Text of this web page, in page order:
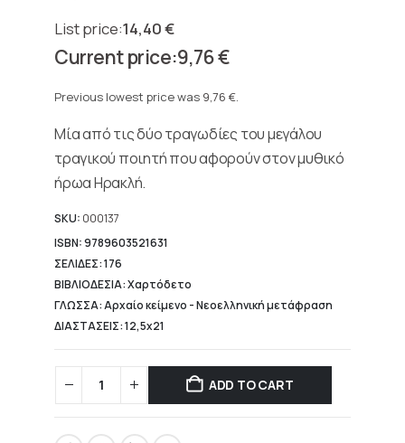
14,40€
Original
price
14,40 €.
9,76€
price
9,76 €.
Previous lowest price was 9,76 €.
Μία από τις δύο τραγωδίες του μεγάλου
τραγικού ποιητή που αφορούν στον μυθικό
ήρωα Ηρακλή.
SKU: 000137
ISBN: 9789603521631
ΣΕΛΙΔΕΣ: 176
ΒΙΒΛΙΟΔΕΣΙΑ: Χαρτόδετο
ΓΛΩΣΣΑ: Αρχαίο κείμενο - Νεοελληνική μετάφραση
ΔΙΑΣΤΑΣΕΙΣ: 12,5x21
ADD TO CART